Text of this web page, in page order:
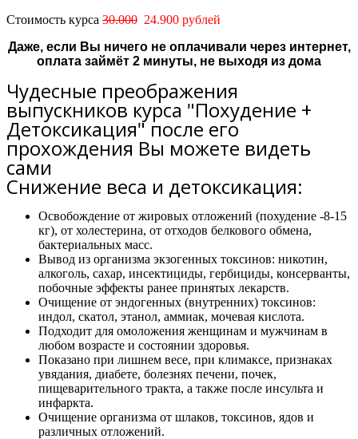
Стоимость курса 30.000 24.900 рублей
Даже, если Вы ничего не оплачивали через интернет,
оплата займёт 2 минуты, не выходя из дома
Чудесные преображения
выпускников курса "Похудение +
Детоксикация" после его
прохождения Вы можете видеть
сами
Снижение веса и детоксикация:
Освобождение от жировых отложений (похудение -8-15
кг), от холестерина, от отходов белкового обмена,
бактериальных масс.
Вывод из организма экзогенных токсинов: никотин,
алкоголь, сахар, инсектициды, гербициды, консерванты,
побочные эффекты ранее принятых лекарств.
Очищение от эндогенных (внутренних) токсинов:
индол, скатол, этанол, аммиак, мочевая кислота.
Подходит для омоложения женщинам и мужчинам в
любом возрасте и состоянии здоровья.
Показано при лишнем весе, при климаксе, признаках
увядания, диабете, болезнях печени, почек,
пищеварительного тракта, а также после инсульта и
инфаркта.
Очищение организма от шлаков, токсинов, ядов и
различных отложений.